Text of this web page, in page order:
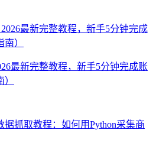
最新完整教程，新手5分钟完成账